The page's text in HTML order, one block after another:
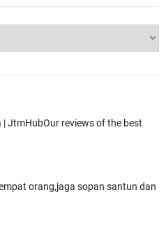
Serentak
Predikat 'A' Layanan
| JtmHubOur reviews of the best
orang,jaga sopan santun dan